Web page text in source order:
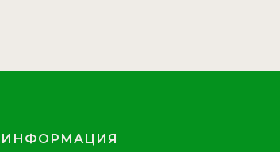
ИНФОРМАЦИЯ